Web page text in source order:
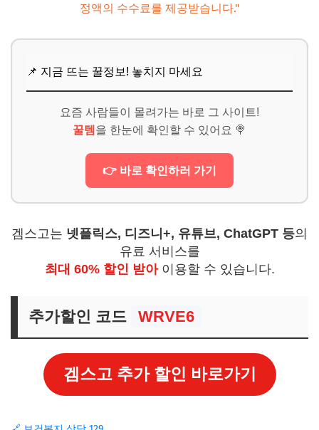
정액의 수수료를 제공받습니다."
📌 지금 뜨는 꿀정보! 놓치지 마세요
요즘 사람들이 몰려가는 바로 그 사이트!
꿀템 을 한눈에 확인할 수 있어요 🍭
👉 바로 확인하러 가기
겜스고는 넷플릭스, 디즈니+, 유튜브, ChatGPT 등의
유료 서비스를
최대 60% 할인 받아이용할 수 있습니다.
추가할인 코드 WRVE6
겜스고 추가 할인 바로가기